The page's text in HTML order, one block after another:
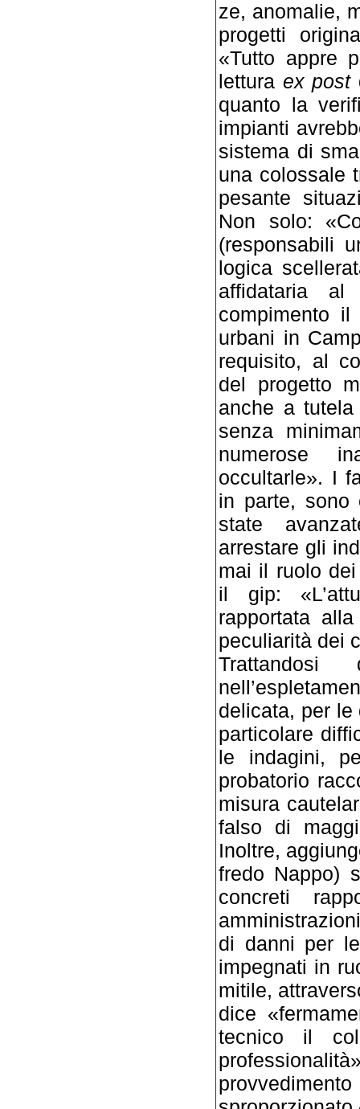
ze, anomalie,
progetti
«Tut­to
lettura ex post
quanto la
impianti
sistema di
una colossale
pesante
Non solo:
(responsabili
logi­ca
affidataria
compimento
urbani in
requisito, al
del progetto
anche a
senza
numerose
occultarle». I
in par­te, sono
state
arrestare gli
mai il ruolo
il gip:
rapporta­ta
peculiarità dei
delica­ta, per
particolare
le inda­gini,
probatorio
misura
falso di
Inoltre,
fredo Nappo)
concreti
di danni per
impegnati in
mitile,
dice
tecnico il